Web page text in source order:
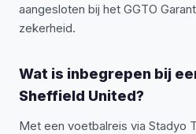
aangesloten bij het GGTO
zekerheid.
Wat is inbegrepen bij
Sheffield United?
Met een voetbalreis via Stadyo